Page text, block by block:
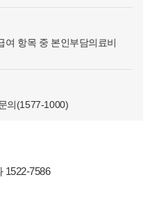
여 항목 중 본인부담의료비
의(1577-1000)
7586
우 연세바로척병원은 관계법령
를 보관합니다. 이 경우 연세바
의 목적으로만 이용하며 보존기
명된 때에 파기. 다만, 수집목적
하의 개인정보를 보유할 수 있